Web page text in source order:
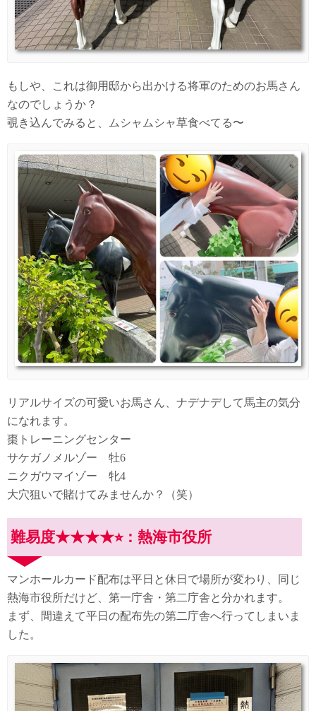
もしや、これは御用邸から出かける将軍のためのお馬さん
なのでしょうか？
覗き込んでみると、ムシャムシャ草食べてる〜
リアルサイズの可愛いお馬さん、ナデナデして馬主の気分
になれます。
棗トレーニングセンター
サケガノメルゾー 牡6
ニクガウマイゾー 牝4
大穴狙いで賭けてみませんか？（笑）
難易度★★★★⭐︎：熱海市役所
マンホールカード配布は平日と休日で場所が変わり、同じ
熱海市役所だけど、第一庁舎・第二庁舎と分かれます。
まず、間違えて平日の配布先の第二庁舎へ行ってしまいま
した。